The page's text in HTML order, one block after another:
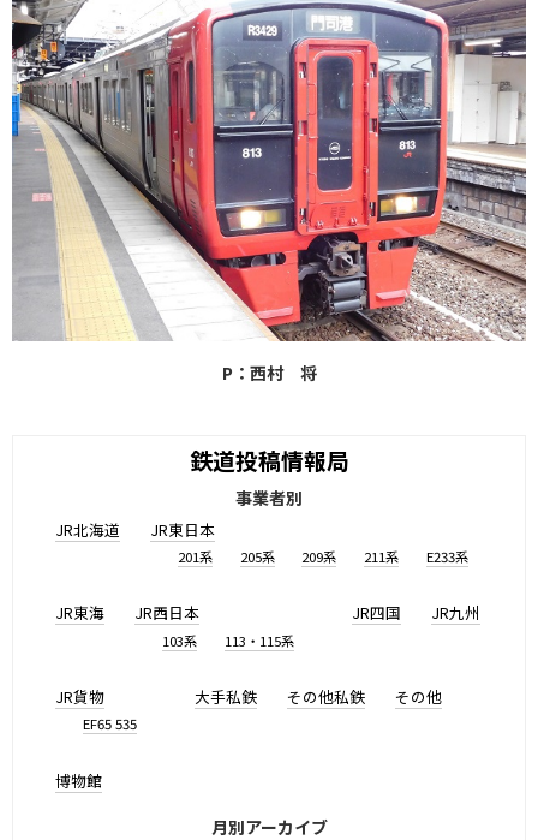
P：西村 将
鉄道投稿情報局
事業者別
JR北海道 JR東日本
201系 205系 209系 211系 E233系
JR東海 JR西日本
103系 113・115系
JR四国 JR九州
JR貨物
EF65 535
大手私鉄 その他私鉄 その他
博物館
月別アーカイブ